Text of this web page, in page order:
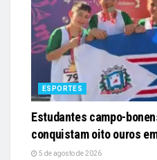
ESPORTES
Estudantes campo-
conquistam oito ouros
5 de agosto de 2026